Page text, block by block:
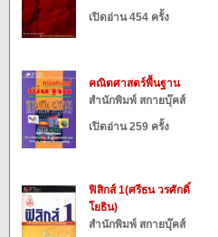
เปิดอ่าน 454 ครั้ง
คณิตศาสตร์พื้นฐาน
สำนักพิมพ์ สกายบุ๊คส์
เปิดอ่าน 259 ครั้ง
ฟิสิกส์ 1(ศรีธน วรศักดิ์
โยธิน)
สำนักพิมพ์ สกายบุ๊คส์